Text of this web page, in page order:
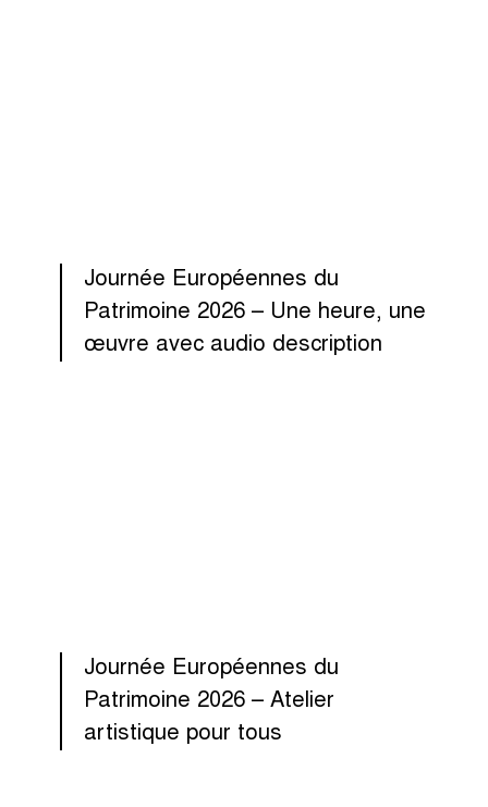
Journée Européennes du
Patrimoine 2026 – Une heure, une
œuvre avec audio description
Journée Européennes du
Patrimoine 2026 – Atelier
artistique pour tous